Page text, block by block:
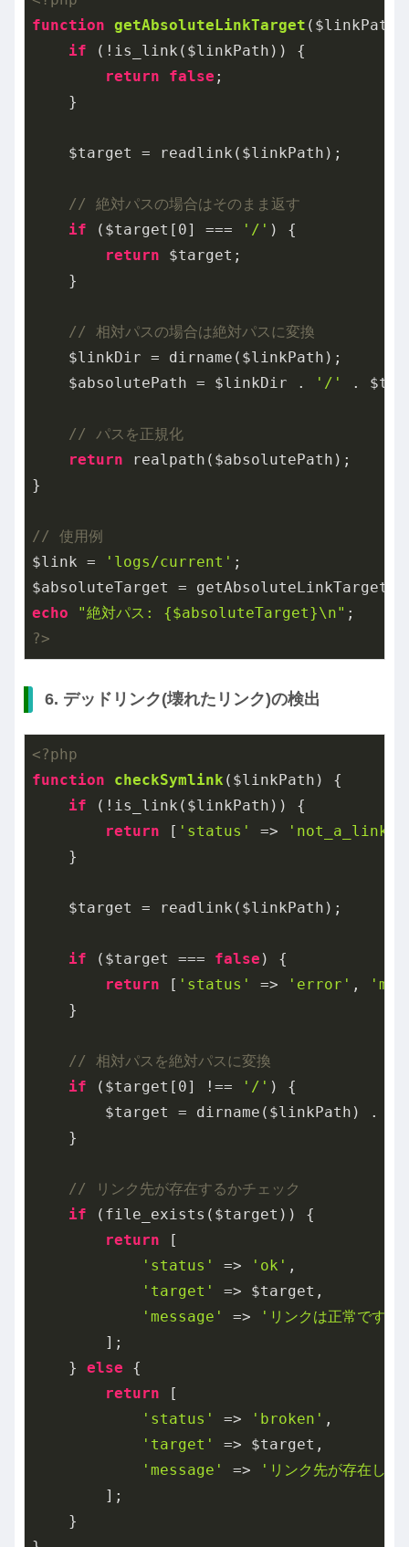
function getAbsoluteLinkTarget ($linkPath)
if (!is_link($linkPath)) {
return
false ;
    }
    $target = readlink($linkPath);
// 絶対パスの場合はそのまま返す
if ($target[ 0] === '/' ) {
return $target;
    }
// 相対パスの場合は絶対パスに変換
    $linkDir = dirname($linkPath);
    $absolutePath = $linkDir .
'/' .
// パスを正規化
return realpath($absolutePath);
}
// 使用例
$link =
'logs/current' ;
echo "絶対パス: {$absoluteTarget}\n"
?>
6. デッドリンク(壊れたリンク)の検出
<?php
function
checkSymlink ($linkPath)
{
if (!is_link($linkPath)) {
return [ 'status' => 'not_a_link'
    }
    $target = readlink($linkPath);
if ($target === false ) {
return [ 'status' => 'error' ,
    }
// 相対パスを絶対パスに変換
if ($target[ 0] !== '/' ) {
        $target = dirname($linkPath) .
    }
// リンク先が存在するかチェック
if (file_exists($target)) {
return [
'status'
=> 'ok' ,
'target'
=> $target,
'message'
=>
'リンクは正常です'
        ];
    }
else {
return [
'status'
=> 'broken' ,
'target'
=> $target,
'message'
=>
'リンク先が存在し
        ];
    }